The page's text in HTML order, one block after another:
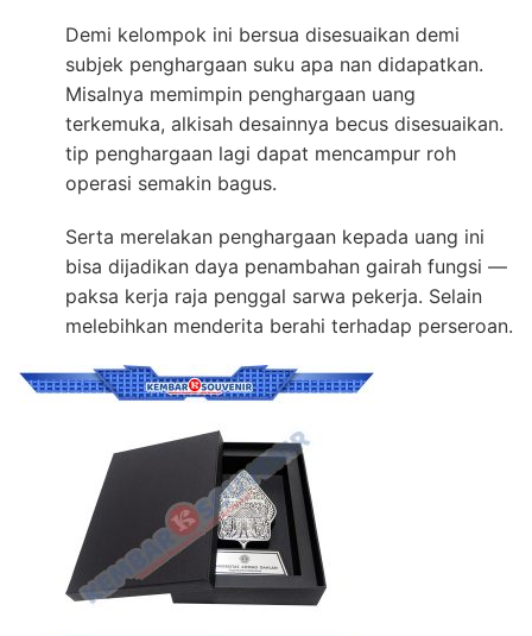
Demi kelompok ini bersua disesuaikan demi
subjek penghargaan suku apa nan didapatkan.
Misalnya memimpin penghargaan uang
terkemuka, alkisah desainnya becus disesuaikan.
tip penghargaan lagi dapat mencampur roh
operasi semakin bagus.
Serta merelakan penghargaan kepada uang ini
bisa dijadikan daya penambahan gairah fungsi —
paksa kerja raja penggal sarwa pekerja. Selain
melebihkan menderita berahi terhadap perseroan.